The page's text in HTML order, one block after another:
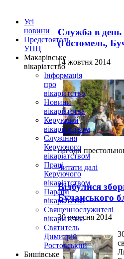
Служба в день
(Гостомель,
14 жовтня 2014
нагоди
Читати далі
Відбулися
Бучанського
30 вересня 2014
Усі
новини
Предстоятель
УПЦ
Макарівське
вікаріатство
Інформація
про
вікаріатство
Новини
вікаріатства
Керуючий
вікаріатством
Служіння
Керуючого
вікаріатством
Праці
Керуючого
вікаріатством
Парафії
вікаріатства
Священнослужителі
вікаріатства
Святитель
Димитрій
Ростовський
Бишівське